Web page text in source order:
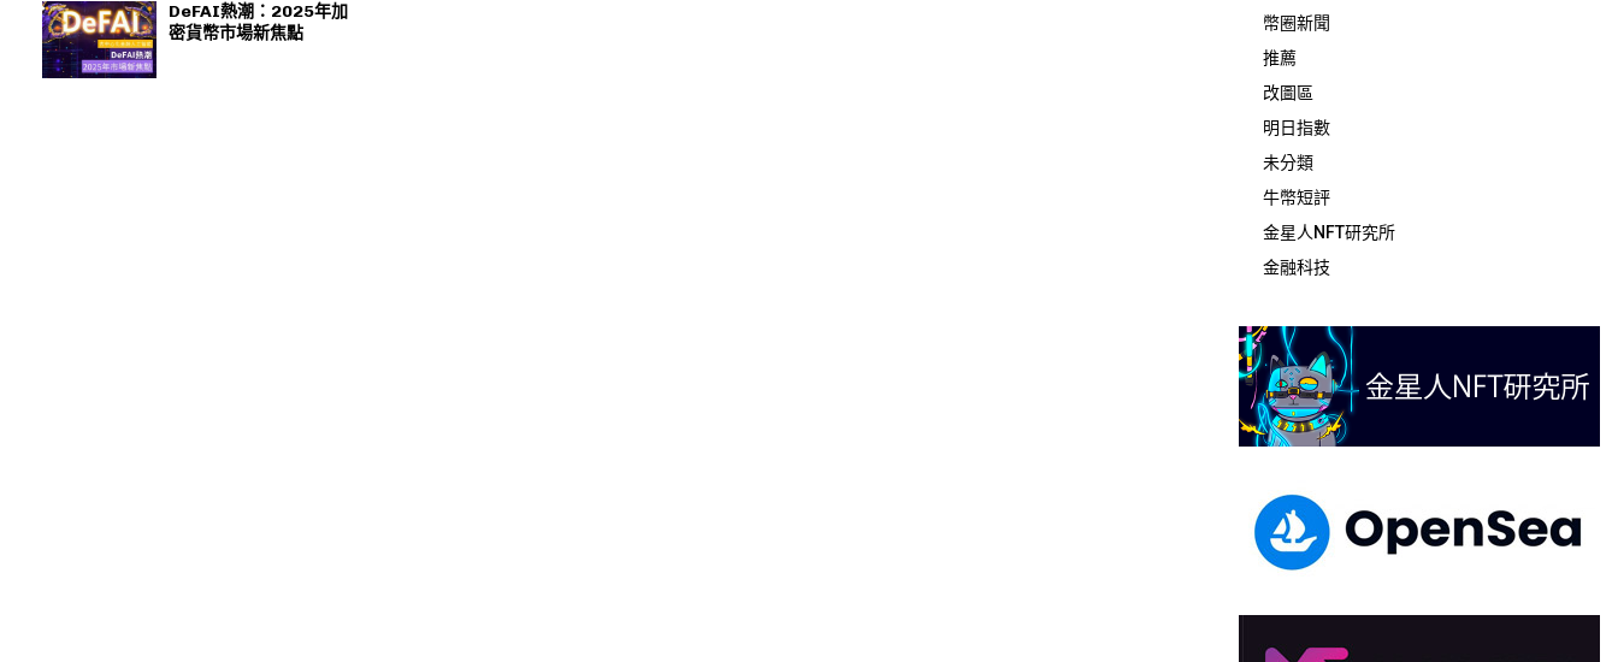
DeFAI熱潮：2025年加
密貨幣市場新焦點
幣圈新聞
推薦
改圖區
明日指數
未分類
牛幣短評
金星人NFT研究所
金融科技